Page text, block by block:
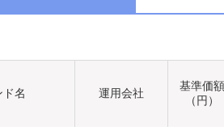
ド名 運用会社
基準価額
（円）